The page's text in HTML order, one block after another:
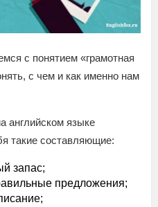
с понятием «грамотная
с чем и как именно нам
английском языке
такие составляющие:
запас;
предложения;